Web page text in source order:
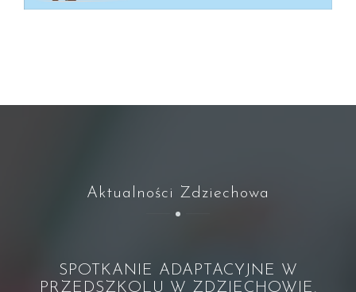
Aktualności Zdziechowa
SPOTKANIE ADAPTACYJNE W
PRZEDSZKOLU W ZDZIECHOWIE.